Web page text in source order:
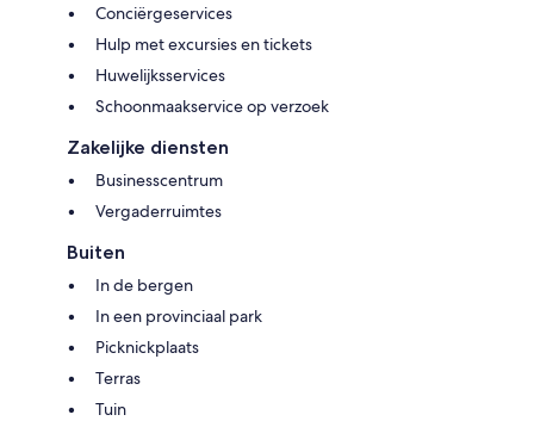
Conciërgeservices
Hulp met excursies en tickets
Huwelijksservices
Schoonmaakservice op verzoek
Zakelijke diensten
Businesscentrum
Vergaderruimtes
Buiten
In de bergen
In een provinciaal park
Picknickplaats
Terras
Tuin